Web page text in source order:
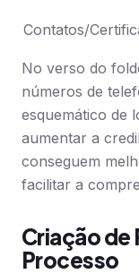
Contatos/
No verso do
números de
esquemático de
aumentar a
conseguem
facilitar a
Criação de
Processo